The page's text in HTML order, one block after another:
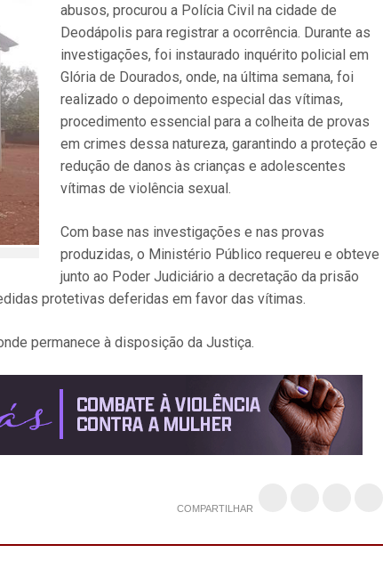
abusos, procurou a Polícia Civil na cidade de
Deodápolis para registrar a ocorrência. Durante as
investigações, foi instaurado inquérito policial em
Glória de Dourados, onde, na última semana, foi
realizado o depoimento especial das vítimas,
procedimento essencial para a colheita de provas
em crimes dessa natureza, garantindo a proteção e
redução de danos às crianças e adolescentes
vítimas de violência sexual.
Com base nas investigações e nas provas
produzidas, o Ministério Público requereu e obteve
junto ao Poder Judiciário a decretação da prisão
protetivas deferidas em favor das vítimas.
permanece à disposição da Justiça.
COMPARTILHAR